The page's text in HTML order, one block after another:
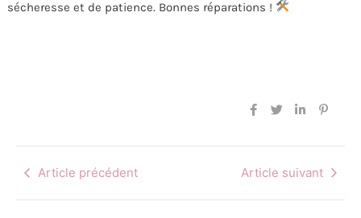
sécheresse et de patience. Bonnes réparations !
Article précédent Article suivant